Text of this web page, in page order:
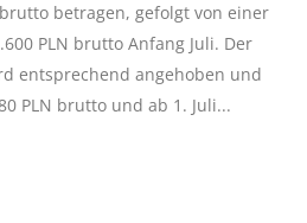
betragen, gefolgt von einer
PLN brutto Anfang Juli. Der
entsprechend angehoben und
PLN brutto und ab 1. Juli...